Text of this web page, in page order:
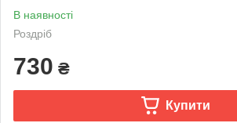
В наявності
Роздріб
730 ₴
Купити